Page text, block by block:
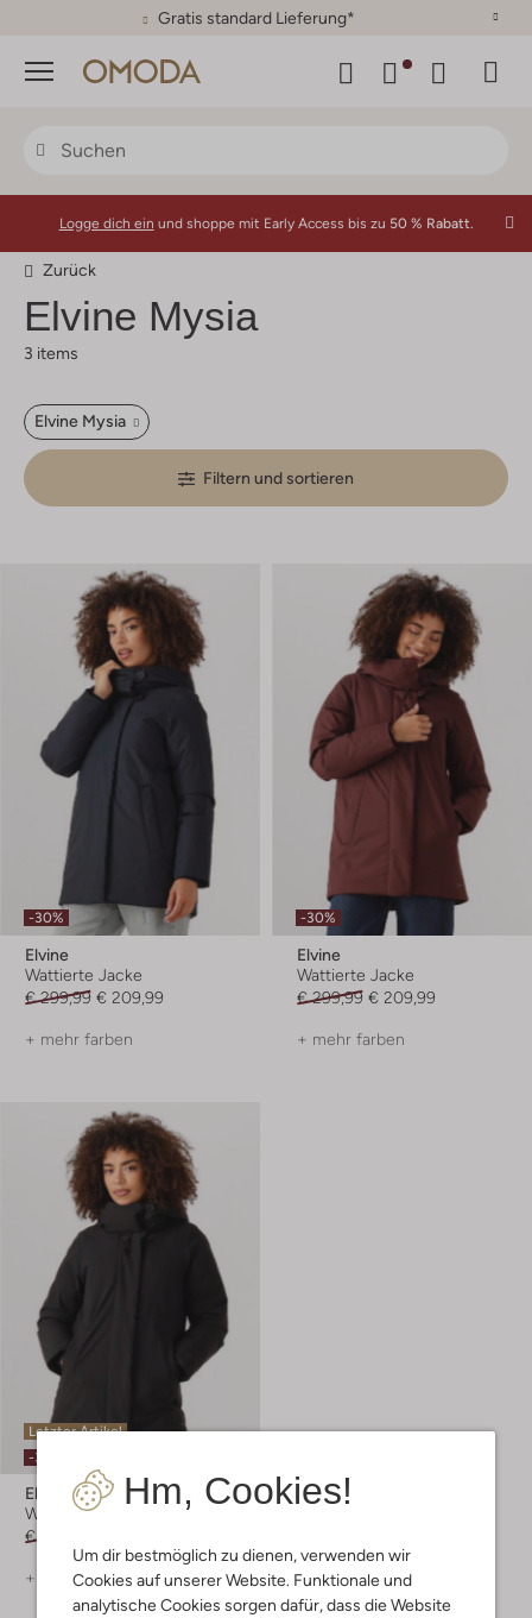
Gratis standard Lieferung*
Menü
Hm, Cookies!
Um dir bestmöglich zu dienen, verwenden wir
Cookies auf unserer Website. Funktionale und
analytische Cookies sorgen dafür, dass die Website
Logge dich ein und shoppe mit Early Access bis zu 50 % Rabatt.
Zurück
Elvine Mysia
3 items
Elvine Mysia
Filtern und sortieren
-30%
Elvine
Wattierte Jacke
€ 299,99 € 209,99
+ mehr farben
-30%
Elvine
Wattierte Jacke
€ 299,99 € 209,99
+ mehr farben
Letzter Artikel
-30%
Elvine
Wattierte Jacke
€ 299,99
+ mehr farben